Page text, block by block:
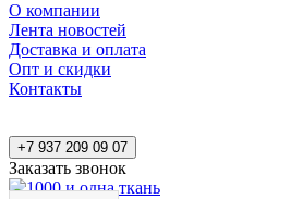
О компании
Лента новостей
Доставка и оплата
Опт и скидки
Контакты
+7 937 209 09 07
Заказать звонок